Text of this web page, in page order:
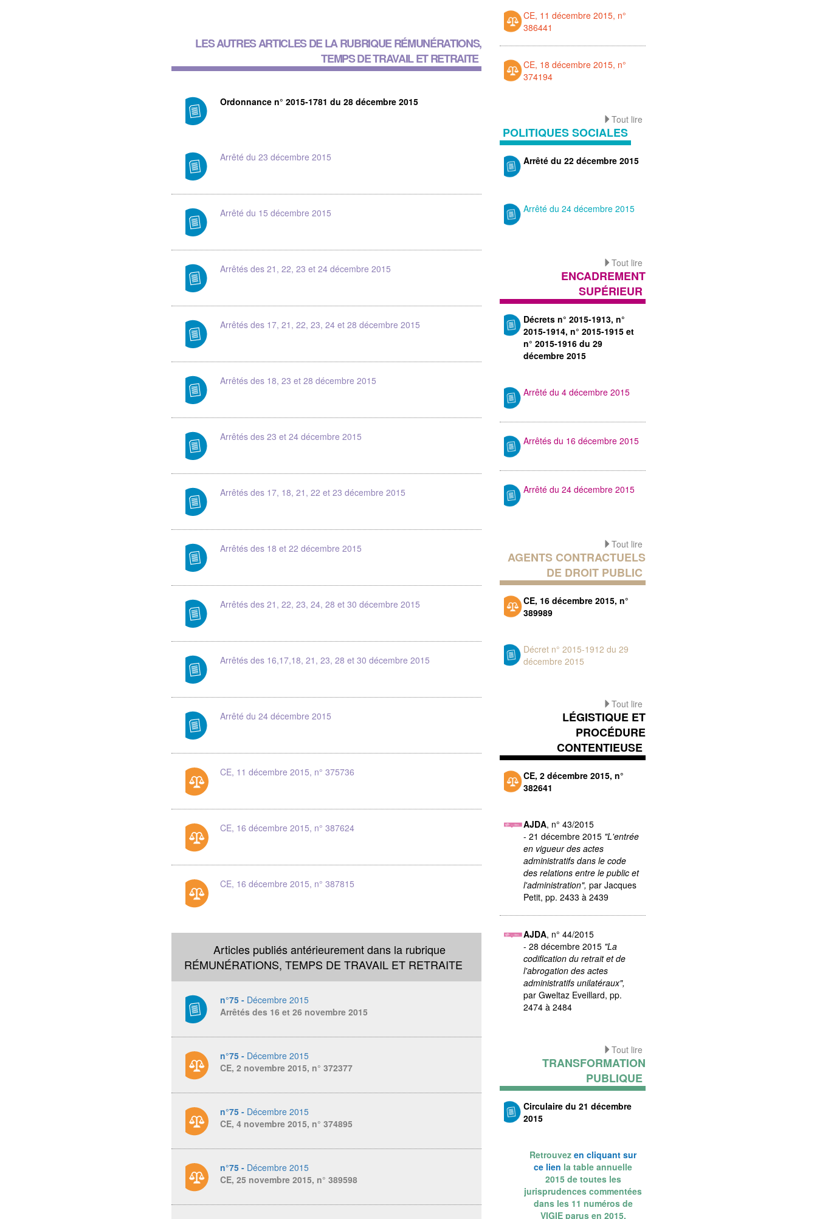
LES AUTRES ARTICLES DE LA RUBRIQUERÉMUNÉRATIONS,
TEMPS DE TRAVAIL ET RETRAITE
Ordonnance n° 2015-1781 du 28 décembre 2015
Arrêté du 23 décembre 2015
Arrêté du 15 décembre 2015
Arrêtés des 21, 22, 23 et 24 décembre 2015
Arrêtés des 17, 21, 22, 23, 24 et 28 décembre 2015
Arrêtés des 18, 23 et 28 décembre 2015
Arrêtés des 23 et 24 décembre 2015
Arrêtés des 17, 18, 21, 22 et 23 décembre 2015
Arrêtés des 18 et 22 décembre 2015
Arrêtés des 21, 22, 23, 24, 28 et 30 décembre 2015
Arrêtés des 16,17,18, 21, 23, 28 et 30 décembre 2015
Arrêté du 24 décembre 2015
CE, 11 décembre 2015, n° 375736
CE, 16 décembre 2015, n° 387624
CE, 16 décembre 2015, n° 387815
Articles publiés antérieurement dans la rubrique
RÉMUNÉRATIONS, TEMPS DE TRAVAIL ET RETRAITE
n°75 - Décembre 2015
Arrêtés des 16 et 26 novembre 2015
n°75 - Décembre 2015
CE, 2 novembre 2015, n° 372377
n°75 - Décembre 2015
CE, 4 novembre 2015, n° 374895
n°75 - Décembre 2015
CE, 25 novembre 2015, n° 389598
CE, 11 décembre 2015, n°
386441
CE, 18 décembre 2015, n°
374194
Tout lire
POLITIQUES SOCIALES
Arrêté du 22 décembre 2015
Arrêté du 24 décembre 2015
Tout lire
ENCADREMENT
SUPÉRIEUR
Décrets n° 2015-1913, n°
2015-1914, n° 2015-1915 et
n° 2015-1916 du 29
décembre 2015
Arrêté du 4 décembre 2015
Arrêtés du 16 décembre 2015
Arrêté du 24 décembre 2015
Tout lire
AGENTS CONTRACTUELS
DE DROIT PUBLIC
CE, 16 décembre 2015, n°
389989
Décret n° 2015-1912 du 29
décembre 2015
Tout lire
LÉGISTIQUE ET
PROCÉDURE
CONTENTIEUSE
CE, 2 décembre 2015, n°
382641
AJDA, n° 43/2015
- 21 décembre 2015 "L'entrée
en vigueur des actes
administratifs dans le code
des relations entre le public et
l'administration",par Jacques
Petit, pp. 2433 à 2439
AJDA, n° 44/2015
- 28 décembre 2015 "La
codification du retrait et de
l'abrogation des actes
administratifs unilatéraux",
par Gweltaz Eveillard, pp.
2474 à 2484
Tout lire
TRANSFORMATION
PUBLIQUE
Circulaire du 21 décembre
2015
Retrouvezen cliquant sur
ce lien la table annuelle
2015 de toutes les
jurisprudences commentées
dans les 11 numéros de
VIGIE parus en 2015.